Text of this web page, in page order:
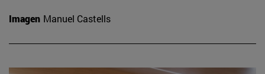
Imagen Manuel Castells